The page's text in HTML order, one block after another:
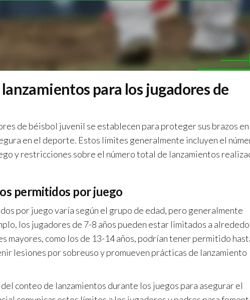
para los jugadores de
de béisbol juvenil se establecen para proteger sus brazos en
en el deporte. Estos límites generalmente incluyen el
y restricciones sobre el número total de lanzamientos
permitidos por juego
por juego varía según el grupo de edad, pero generalmente
los jugadores de 7-8 años pueden estar limitados a
mayores, como los de 13-14 años, podrían tener permitido
lesiones por sobreuso y promueven prácticas de lanzamiento
conteo de lanzamientos durante los juegos para asegurar el